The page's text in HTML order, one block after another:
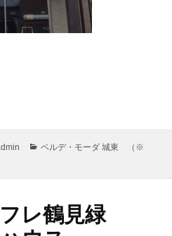
カ
ベルデ・モーダ 城東 （※
レ鶴見緑